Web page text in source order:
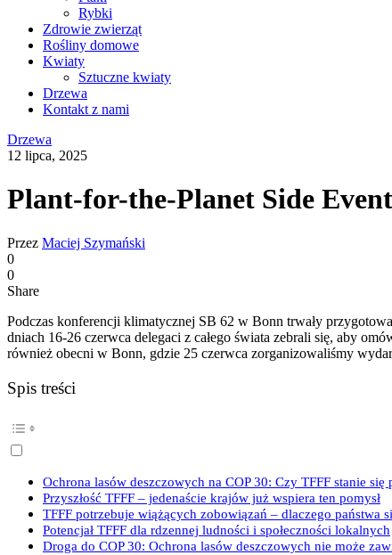
Rybki
Zdrowie zwierząt
Rośliny domowe
Kwiaty
Sztuczne kwiaty
Drzewa
Kontakt z nami
Drzewa
12 lipca, 2025
Plant-for-the-Planet Side
Przez Maciej Szymański
0
0
Share
Podczas konferencji klimatycznej SB 62 w Bonn trwały
dniach 16-26 czerwca delegaci z całego świata zebrali się, aby
również obecni w Bonn, gdzie 25 czerwca zorganizowaliśmy
Spis treści
Ochrona lasów deszczowych na COP 30: Czy TFFF stanie się
Przyszłość TFFF – jedenaście krajów już wspiera ten pomysł
TFFF potrzebuje wiążących zobowiązań – dlaczego państwa
Potencjał TFFF dla rdzennej ludności i społeczności lokalnych
Droga do COP 30: Ochrona lasów deszczowych nie może